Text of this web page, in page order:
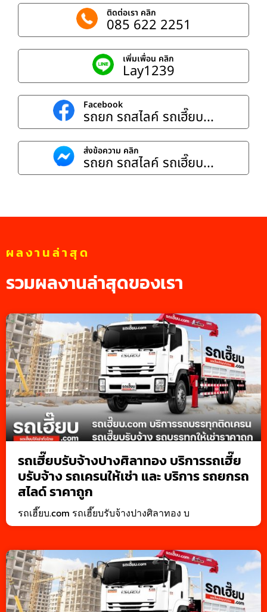
ติดต่อเรา คลิก
085 622 2251
เพิ่มเพื่อน คลิก
Lay1239
Facebook
รถยก รถสไลค์ รถเฮี๊ยบ...
ส่งข้อความ คลิก
รถยก รถสไลค์ รถเฮี๊ยบ...
ผลงานล่าสุด
รวมผลงานล่าสุดของเรา
รถเฮี๊ยบรับจ้างปางศิลาทอง บริการรถเฮี๊ย
บรับจ้าง รถเครนให้เช่า และ บริการ รถยกรถ
สไลด์ ราคาถูก
รถเฮี๊ยบ.com รถเฮี๊ยบรับจ้างปางศิลาทอง บ